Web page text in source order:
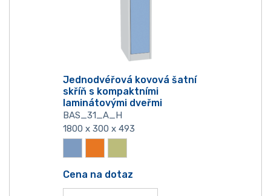
Jednodvéřová kovová šatní
skříň s kompaktními
laminátovými dveřmi
BAS_31_A_H
1800 x 300 x 493
Cena na dotaz